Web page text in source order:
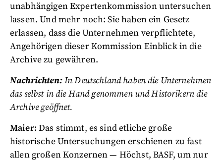
unabhängigen Expertenkommission untersuchen
lassen. Und mehr noch: Sie haben ein Gesetz
erlassen, dass die Unternehmen verpflichtete,
Angehörigen dieser Kommission Einblick in die
Archive zu gewähren.
Nachrichten:In Deutschland haben die Unternehmen
das selbst in die Hand genommen und Historikern die
Archive geöffnet.
Maier: Das stimmt, es sind etliche große
historische Untersuchungen erschienen zu fast
allen großen Konzernen — Höchst, BASF, um nur